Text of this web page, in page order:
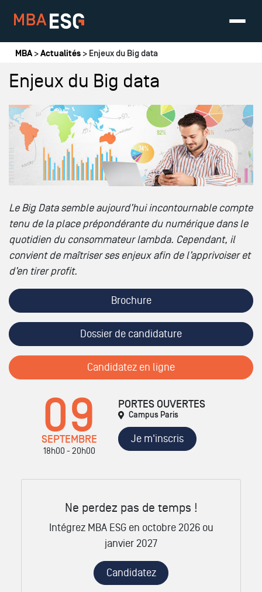
Vous êtes ici
MBA>Actualités > Enjeux du Big data
Enjeux du Big data
Le Big Data semble aujourd’hui incontournable compte
tenu de la place prépondérante du numérique dans le
quotidien du consommateur lambda. Cependant, il
convient de maîtriser ses enjeux afin de l’apprivoiser et
d’en tirer profit.
Brochure
Dossier de candidature
Candidatez en ligne
09
SEPTEMBRE
18h00 - 20h00
PORTES OUVERTES
Campus Paris
Je m'inscris
Ne perdez pas de temps !
Intégrez MBA ESG en octobre 2026 ou
janvier 2027
Candidatez